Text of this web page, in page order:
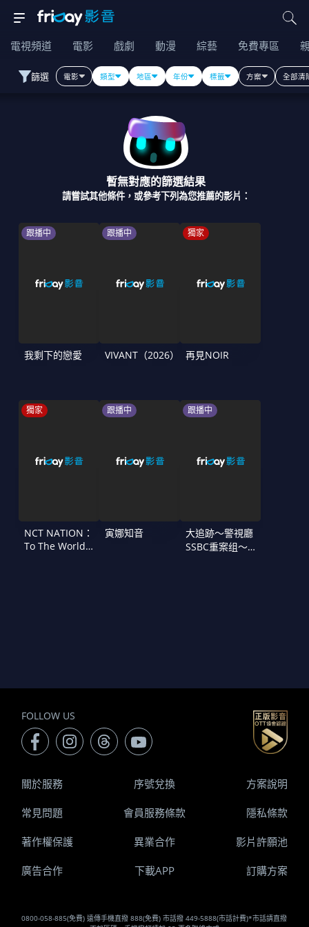
電視頻道 電影 戲劇 動漫 綜藝 免費專區
篩選 電影 類型 地區 年份 標籤 方案 全部清
暫無對應的篩選結果
請嘗試其他條件，或參考下列為您推薦的影片：
跟播中
我剩下的戀愛
跟播中
VIVANT（2026）
獨家
再見NOIR
獨家
NCT NATION：
To The World
跟播中
寅娜知音
跟播中
大追跡〜警視廳
SSBC重案组〜
FOLLOW US
0800-058-885(免費) 遠傳手機直撥 888(免費) 市話撥 449-5888(市話計費)*市話請直撥
關於服務 序號兌換 方案說明
常見問題 會員服務條款 隱私條款
著作權保護 異業合作 影片許願池
廣告合作 下載APP 訂購方案